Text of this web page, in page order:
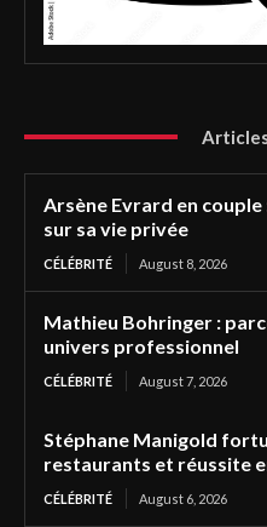
Arsène Evrard en couple
sur sa vie privée
CÉLÉBRITÉ August 8, 2026
Mathieu Bohringer :
univers professionnel
CÉLÉBRITÉ August 7, 2026
Stéphane Manigold
restaurants et réussite
CÉLÉBRITÉ August 6, 2026